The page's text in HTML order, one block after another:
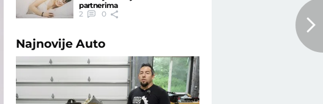
partnerima
2
0
NajnovijeAuto